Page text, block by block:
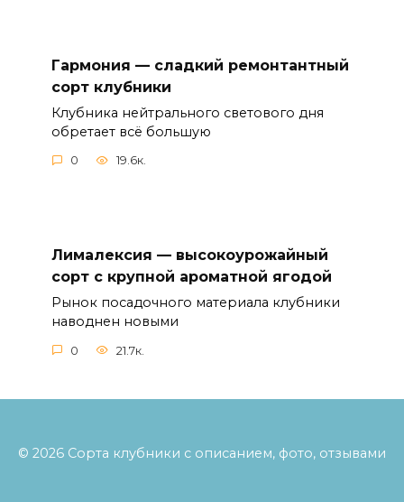
Гармония — сладкий ремонтантный
сорт клубники
Клубника нейтрального светового дня
обретает всё большую
0 19.6к.
Лималексия — высокоурожайный
сорт с крупной ароматной ягодой
Рынок посадочного материала клубники
наводнен новыми
0 21.7к.
© 2026 Сорта клубники с описанием, фото, отзывами